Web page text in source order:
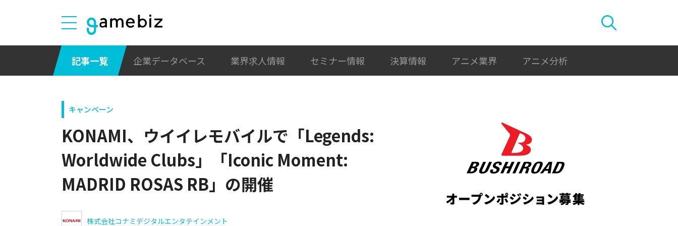
記事一覧 企業データベース 業界求人情報 セミナー情報 決算情報 アニメ業界 アニメ分析
キャンペーン
KONAMI、ウイイレモバイルで「Legends:
Worldwide Clubs」「Iconic Moment:
MADRID ROSAS RB」の開催
株式会社コナミデジタルエンタテインメント